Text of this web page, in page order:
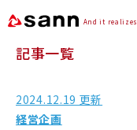
And it realizes
記事一覧
2024.12.19 更新
経営企画